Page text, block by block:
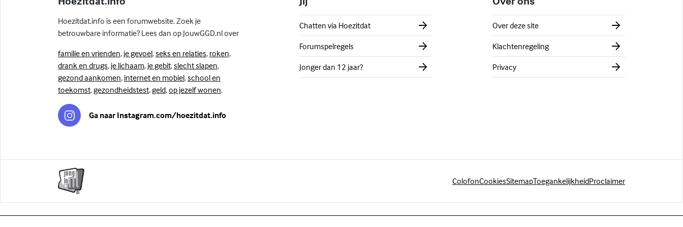
Hoezitdat.info is een forumwebsite. Zoek je
betrouwbare informatie? Lees dan op JouwGGD.nl over
familie en vrienden, je gevoel,seks en relaties, roken,
drank en drugs, je lichaam, je gebit,slecht slapen,
gezond aankomen, internet en mobiel,school en
toekomst, gezondheidstest, geld,op jezelf wonen.
Ga naar Instagram.com/hoezitdat.info
Chatten via Hoezitdat
Forumspelregels
Jonger dan 12 jaar?
Over deze site
Klachtenregeling
Privacy
ColofonCookiesSitemapToegankelijkheidProclaimer